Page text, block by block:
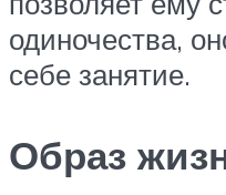
одиночества,
себе занятие.
Образ